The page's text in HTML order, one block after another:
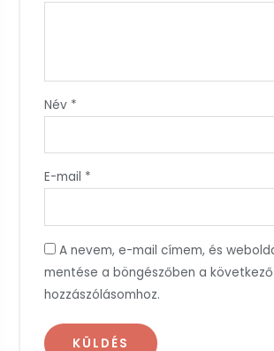
Név *
E-mail *
A nevem, e-mail címem, és
mentése a böngészőben a következő
hozzászólásomhoz.